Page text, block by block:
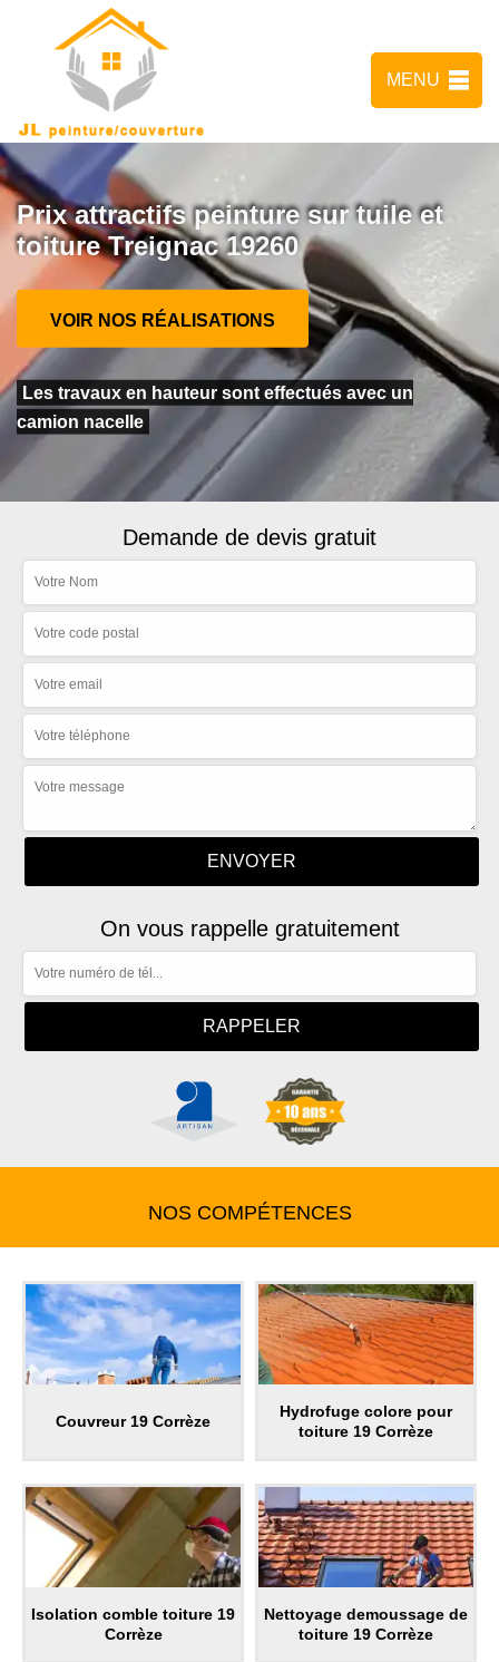
MENU
Prix attractifs peinture sur tuile et
toiture Treignac 19260
VOIR NOS RÉALISATIONS
Les travaux en hauteur sont effectués avec un
camion nacelle
Demande de devis gratuit
On vous rappelle gratuitement
NOS COMPÉTENCES
Couvreur 19 Corrèze
Hydrofuge colore pour
toiture 19 Corrèze
Isolation comble toiture 19
Corrèze
Nettoyage demoussage de
toiture 19 Corrèze